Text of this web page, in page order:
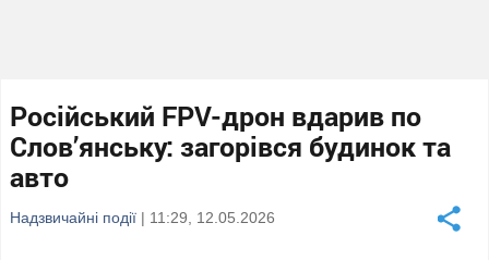
Російський FPV-дрон вдарив по
Слов’янську: загорівся будинок та
авто
Надзвичайні події | 11:29, 12.05.2026